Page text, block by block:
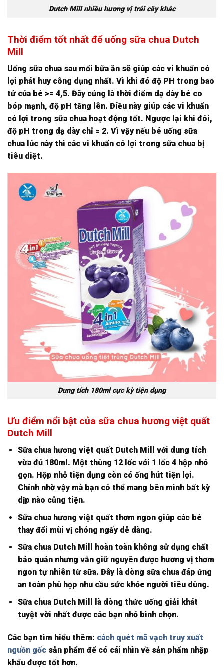
Dutch Mill nhiều hương vị trái cây khác
Thời điểm tốt nhất để uống sữa chua Dutch
Mill
Uống sữa chua sau mổi bữa ăn sẽ giúp các vi khuẩn có
lợi phát huy công dụng nhất. Vì khi đó độ PH trong bao
tử của bé >= 4,5. Đây củng là thời điểm dạ dày bé co
bóp mạnh, độ pH tăng lên. Điều này giúp các vi khuẩn
có lợi trong sữa chua hoạt động tốt. Ngược lại khi đói,
độ pH trong dạ dày chỉ = 2. Vì vậy nếu bé uống sữa
chua lúc này thì các vi khuẩn có lợi trong sữa chua bị
tiêu diệt.
Dung tích 180ml cực kỳ tiện dụng
Ưu điểm nổi bật của sữa chua hương việt quất
Dutch Mill
Sữa chua hương việt quất Dutch Mill với dung tích
vừa đủ 180ml. Một thùng 12 lốc với 1 lốc 4 hộp nhỏ
gọn. Hộp nhỏ tiện dụng còn có ống hút tiện lợi.
Chính nhờ vậy mà bạn có thể mang bên mình bất kỳ
dịp nào củng tiện.
Sữa chua hương việt quất thơm ngon giúp các bé
thay đổi mùi vị chóng ngấy dễ dàng.
Sữa chua Dutch Mill hoàn toàn không sử dụng chất
bảo quản nhưng vẫn giữ nguyên được hương vị thơm
ngon tự nhiên từ sữa. Đây là dòng sữa chua đáp ứng
an toàn phù họp nhu cầu sức khỏe người tiêu dùng.
Sữa chua Dutch Mill là dòng thức uống giải khát
tuyệt vời nhất được các bạn nhỏ bình chọn.
Các bạn tìm hiểu thêm: cách quét mã vạch truy xuất
nguồn gốc sản phẩm để có cái nhìn về sản phẩm nhập
khẩu được tốt hơn.